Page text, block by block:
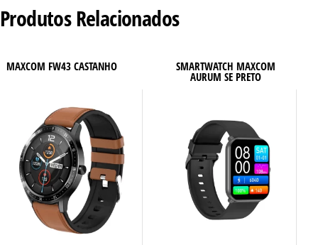
Produtos Relacionados
MAXCOM FW43 CASTANHO SMARTWATCH MAXCOM
AURUM SE PRETO